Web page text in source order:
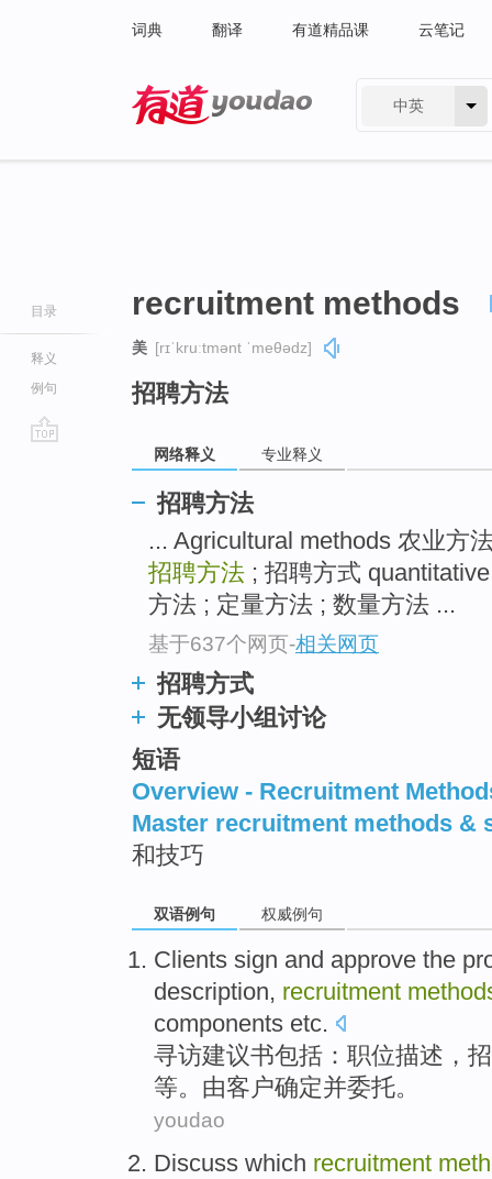
词典 翻译 有道精品课 云笔记
中英
目录
释义
例句
recruitment methods
美 [rɪˈkruːtmənt ˈmeθədz]
招聘方法
网络释义 专业释义
招聘方法
... Agricultural methods 农业方
招聘方法 ; 招聘方式
方法 ; 定量方法 ; 数量方法 ...
基于637个网页-相关网页
招聘方式
无领导小组讨论
短语
Overview - Recruitment
Master recruitment methods &
和技巧
双语例句 权威例句
Clients sign and approve the
description, recruitment
components etc.
寻访建议书包括 ： 职位描述 ，
等。由客户确定并委托。
youdao
Discuss which recruitment